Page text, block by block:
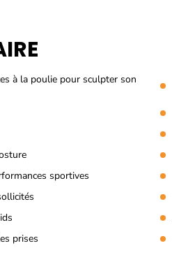
à la poulie pour sculpter son
sportives
prises